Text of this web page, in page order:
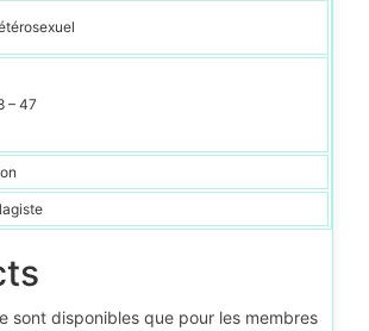
– 47
sont disponibles que pour les membres